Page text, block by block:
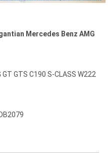
Mercedes Benz AMG
GTS C190 S-CLASS W222